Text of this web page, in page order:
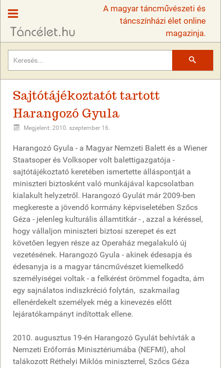
A magyar táncművészeti és
táncszínházi élet online
magazinja.
Sajtótájékoztatót tartott
Harangozó Gyula
Megjelent: 2010. szeptember 16.
Harangozó Gyula - a Magyar Nemzeti Balett és a Wiener
Staatsoper és Volksoper volt balettigazgatója -
sajtótájékoztató keretében ismertette álláspontját a
miniszteri biztosként való munkájával kapcsolatban
kialakult helyzetről. Harangozó Gyulát már 2009-ben
megkereste a jövendő kormány képviseletében Szőcs
Géza - jelenleg kulturális államtitkár - , azzal a kéréssel,
hogy vállaljon miniszteri biztosi szerepet és ezt
követően legyen része az Operaház megalakuló új
vezetésének. Harangozó Gyula - akinek édesapja és
édesanyja is a magyar táncművészet kiemelkedő
személyiségei voltak - a felkérést örömmel fogadta, ám
egy sajnálatos indiszkréció folytán, szakmailag
ellenérdekelt személyek még a kinevezés előtt
lejáratókampányt indítottak ellene.
2010. augusztus 19-én Harangozó Gyulát behívták a
Nemzeti Erőforrás Minisztériumába (NEFMI), ahol
talákozott Réthelyi Miklós miniszterrel, Szőcs Géza